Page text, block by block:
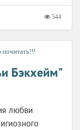
544
Бэкхейм"
любви